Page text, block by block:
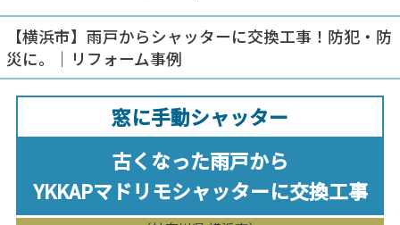
【横浜市】雨戸からシャッターに交換工事！防犯・防
災に。｜リフォーム事例
窓に手動シャッター
古くなった雨戸から
YKKAPマドリモシャッターに交換工事